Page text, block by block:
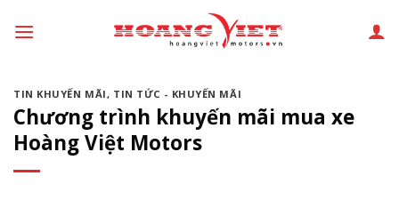
đến
dungTIN KHUYẾN MÃI, TIN TỨC - KHUYẾN MÃI
Chương trình khuyến mãi mua xe
Hoàng Việt Motors